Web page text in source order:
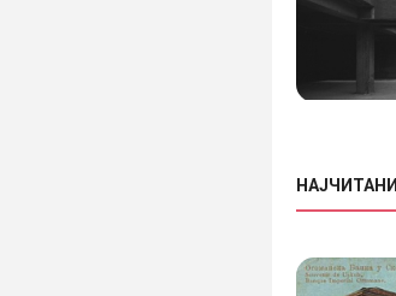
НАЈЧИТАНИ